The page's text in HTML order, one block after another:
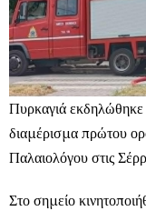
Πυρκαγιά
διαμέρισμα πρώτου
Παλαιολόγου στις
Στο σημείο